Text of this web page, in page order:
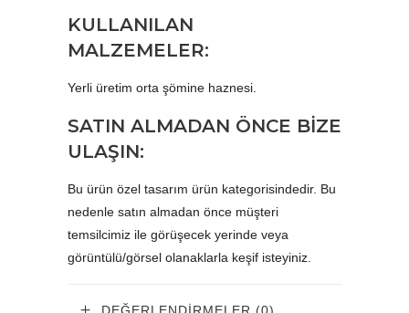
KULLANILAN
MALZEMELER:
Yerli üretim orta şömine haznesi.
SATIN ALMADAN ÖNCE BİZE
ULAŞIN:
Bu ürün özel tasarım ürün kategorisindedir. Bu
nedenle satın almadan önce müşteri
temsilcimiz ile görüşecek yerinde veya
görüntülü/görsel olanaklarla keşif isteyiniz.